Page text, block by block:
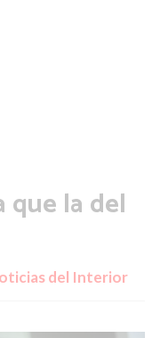
que la del
del Interior